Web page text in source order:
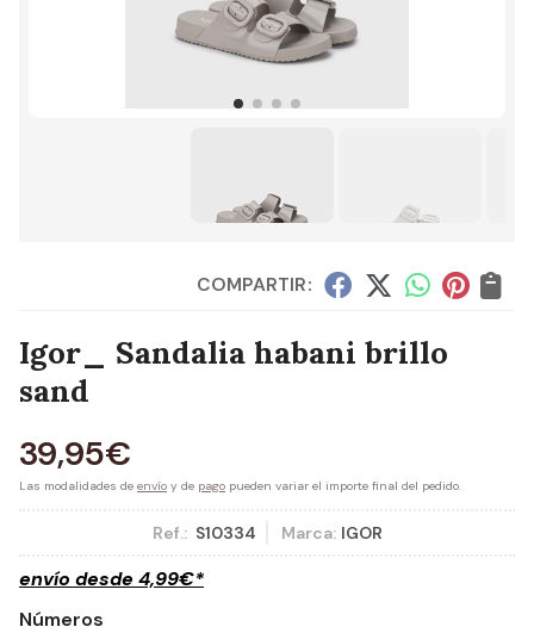
COMPARTIR:
Igor_ Sandalia habani brillo
sand
39,95€
Las modalidades de envío y de pago pueden variar el importe final del pedido.
Ref.: S10334 Marca: IGOR
envío desde 4,99€*
Números